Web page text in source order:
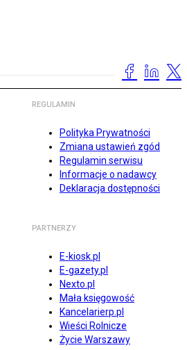
REGULAMIN
Polityka Prywatności
Zmiana ustawień zgód
Regulamin serwisu
Informacje o nadawcy
Deklaracja dostępności
PARTNERZY
E-kiosk.pl
E-gazety.pl
Nexto.pl
Mała księgowość
Kancelarierp.pl
Wieści Rolnicze
Życie Warszawy